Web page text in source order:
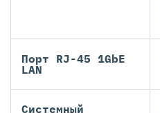
Порт RJ-45 1GbE
LAN
Системный